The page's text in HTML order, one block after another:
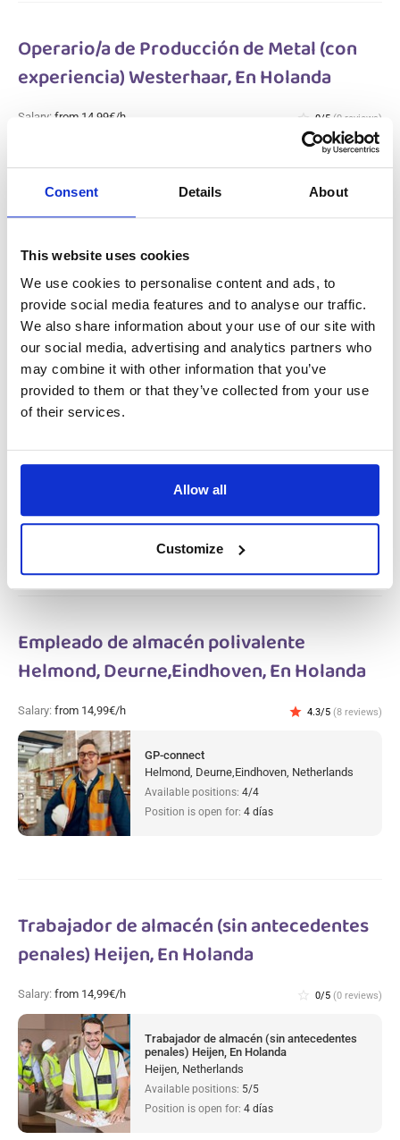
Consent Details About
This website uses cookies
We use cookies to personalise content and ads, to
provide social media features and to analyse our traffic.
We also share information about your use of our site with
our social media, advertising and analytics partners who
may combine it with other information that you’ve
provided to them or that they’ve collected from your use
of their services.
Allow all
Customize
Operario/a de Producción de Metal (con
experiencia) Westerhaar, En Holanda
Salary: from 14,99€/h star_border 0/5 (0 reviews)
Westerhaar, Netherlands
Operario polivalente en la producción
metalúrgica Gameren, En Holanda
Salary:from 14,99€/h
Gameren, Netherlands
Position is open for:4 días
Empleado de almacén polivalente
Helmond, Deurne,Eindhoven, En Holanda
Salary: from 14,99€/h star 4.3/5 (8 reviews)
GP-connect
Helmond, Deurne,Eindhoven, Netherlands
Available positions: 4/4
Position is open for: 4 días
Trabajador de almacén (sin antecedentes
penales) Heijen, En Holanda
Salary: from 14,99€/h star_border 0/5 (0 reviews)
Trabajador de almacén (sin antecedentes
penales) Heijen, En Holanda
Heijen, Netherlands
Available positions: 5/5
Position is open for: 4 días